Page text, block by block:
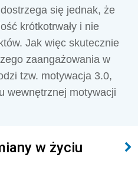
się jednak, że
krótkotrwały i nie
Jak więc skutecznie
zaangażowania w
tzw. motywacja 3.0,
wewnętrznej motywacji
w życiu